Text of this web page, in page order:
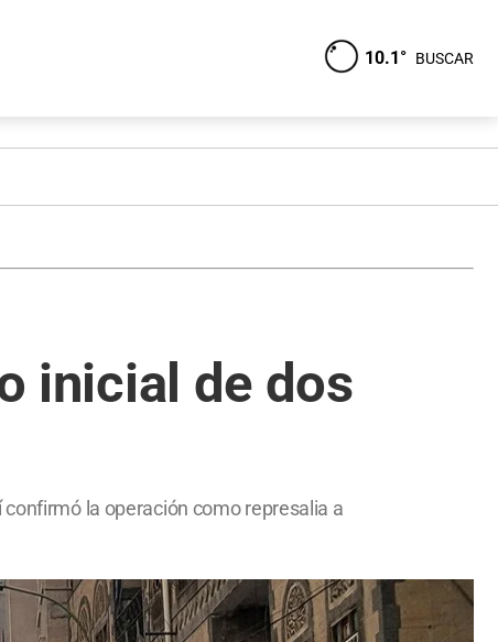
10.1° BUSCAR
inicial de dos
la operación como represalia a